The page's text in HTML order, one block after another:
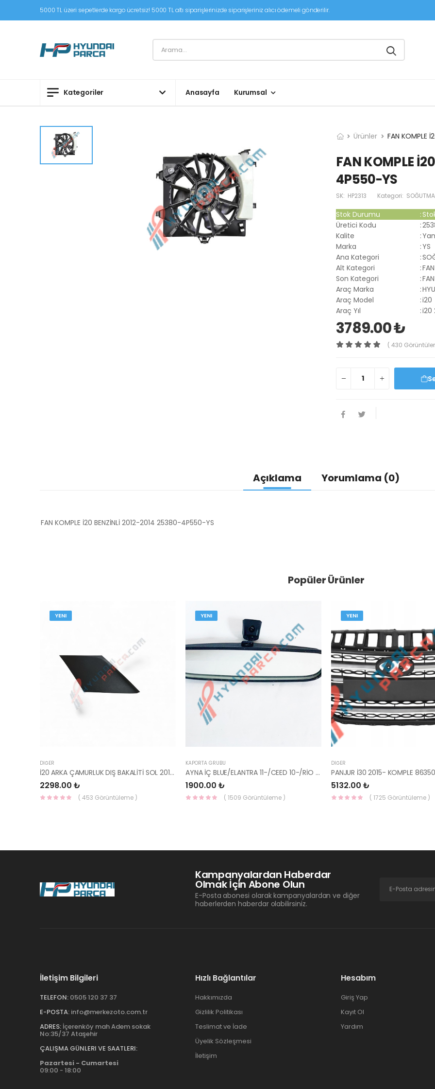
5000 TL üzeri sepetlerde kargo ücretsiz! 5000 TL altı siparişlerinizde siparişleriniz alıcı ödemeli gönderilir.
Kategoriler Anasayfa Kurumsal
Ürünler FAN KOMPLE
FAN KOMPLE
4P550-YS
SK: HP2313 Kategori:
Stok Durumu :
Üretici Kodu
:
Kalite
:
Marka
:YS
Ana Kategori
:
Alt Kategori
:
Son Kategori
:
Araç Marka
:
Araç Model
:i20
Araç Yıl
:i20
3789.00 ₺
( 430
Açıklama Yorumlama (0)
FAN KOMPLE İ20 BENZİNLİ 2012-2014 25380-4P550-YS
Popüler Ürünler
YENI
DIĞER
İ20 ARKA ÇAMURLUK DIŞ BAKALİTİ SOL 2015- ( PARLAK SİYAH ) 87360-C8000-YS
2298.00 ₺
( 453 Görüntüleme )
YENI
KAPORTA GRUBU
AYNA İÇ BLUE/ELANTRA 11-/CEED 10-/RİO 12-/SPORTAGE 11- 85101-3X100-HMC
1900.00 ₺
( 1509 Görüntüleme )
YENI
DIĞER
5132.00 ₺
( 1725 Görüntüleme )
Kampanyalardan Haberdar
Olmak İçin Abone Olun
E-Posta abonesi olarak kampanyalardan ve diğer
haberlerden haberdar olabilirsiniz.
İletişim Bilgileri
TELEFON: 0505 120 37 37
E-POSTA: info@merkezoto.com.tr
ADRES: İçerenköy mah Adem sokak
No:35/37 Ataşehir
ÇALIŞMA GÜNLERI VE SAATLERI:
Pazartesi - Cumartesi
09:00 - 18:00
Hızlı Bağlantılar
Hakkımızda
Gizlilik Politikası
Teslimat ve İade
Üyelik Sözleşmesi
İletişim
Hesabım
Giriş Yap
Kayıt Ol
Yardım